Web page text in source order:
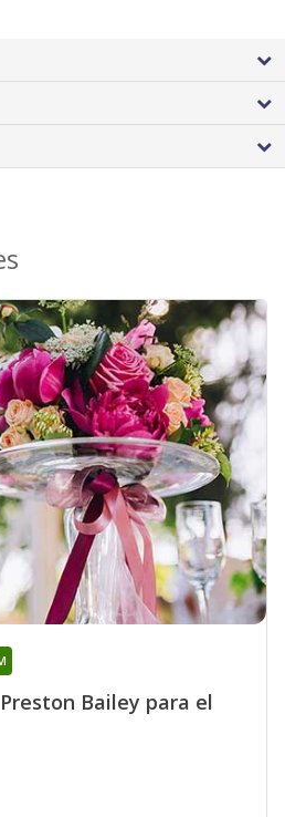
Bailey para el